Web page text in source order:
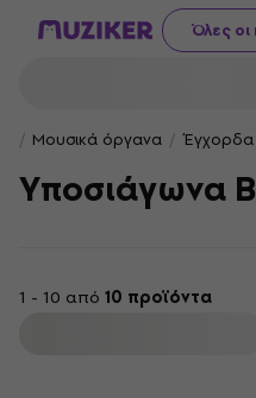
Όλες
Μουσικά όργανα
Υποσιάγωνα
1 - 10 από 10 προϊόντα